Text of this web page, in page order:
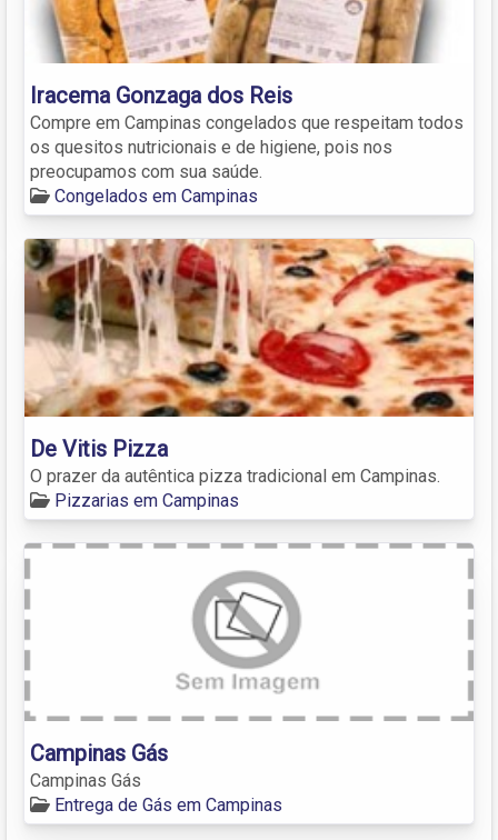
Iracema Gonzaga dos Reis
Compre em Campinas congelados que respeitam todos
os quesitos nutricionais e de higiene, pois nos
preocupamos com sua saúde.
Congelados em Campinas
De Vitis Pizza
O prazer da autêntica pizza tradicional em Campinas.
Pizzarias em Campinas
Campinas Gás
Campinas Gás
Entrega de Gás em Campinas